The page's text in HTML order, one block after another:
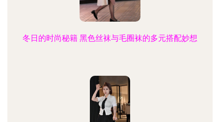
冬日的时尚秘籍 黑色丝袜与毛圈袜的多元搭配妙想